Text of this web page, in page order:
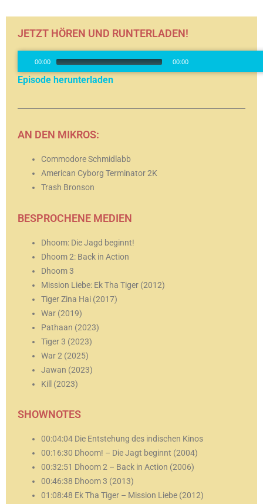
JETZT HÖREN UND RUNTERLADEN!
00:00 00:00
Episode herunterladen
AN DEN MIKROS:
Commodore Schmidlabb
American Cyborg Terminator 2K
Trash Bronson
BESPROCHENE MEDIEN
Dhoom: Die Jagd beginnt!
Dhoom 2: Back in Action
Dhoom 3
Mission Liebe: Ek Tha Tiger (2012)
Tiger Zina Hai (2017)
War (2019)
Pathaan (2023)
Tiger 3 (2023)
War 2 (2025)
Jawan (2023)
Kill (2023)
SHOWNOTES
00:04:04 Die Entstehung des indischen Kinos
00:16:30 Dhoom! – Die Jagt beginnt (2004)
00:32:51 Dhoom 2 – Back in Action (2006)
00:46:38 Dhoom 3 (2013)
01:08:48 Ek Tha Tiger – Mission Liebe (2012)